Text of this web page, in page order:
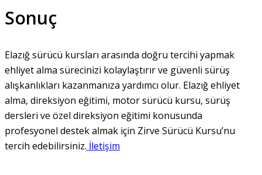
Sonuç
Elazığ sürücü kursları arasında doğru tercihi yapmak
ehliyet alma sürecinizi kolaylaştırır ve güvenli sürüş
alışkanlıkları kazanmanıza yardımcı olur. Elazığ ehliyet
alma, direksiyon eğitimi, motor sürücü kursu, sürüş
dersleri ve özel direksiyon eğitimi konusunda
profesyonel destek almak için Zirve Sürücü Kursu’nu
tercih edebilirsiniz. İletişim